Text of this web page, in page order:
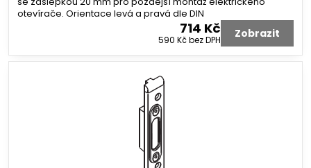
otevírače. Orientace levá a pravá dle DIN
714 Kč
590 Kčbez DPH Zobrazit